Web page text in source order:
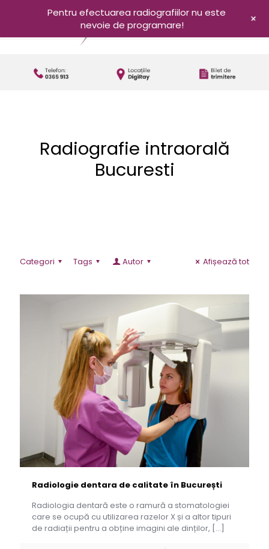
Radiografie intraorală
Bucuresti
Categori Tags Autor Afișează tot
Radiologie dentara de calitate în București
Radiologia dentară este o ramură a stomatologiei
care se ocupă cu utilizarea razelor X și a altor tipuri
de radiații pentru a obține imagini ale dinților, […]
Pentru efectuarea radiografiilor nu este
nevoie de programare!
+